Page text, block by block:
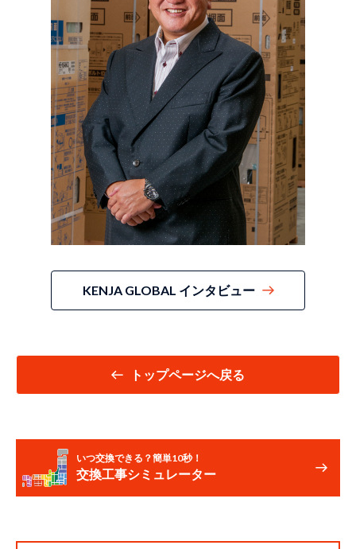
KENJA GLOBAL インタビュー
トップページへ戻る
いつ交換できる？簡単10秒！
交換工事シミュレーター